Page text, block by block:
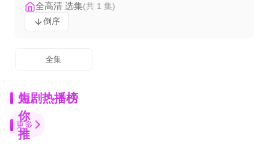
全高清 选集(共 1 集)
倒序
全集
为
你
推
短剧热播榜
更多